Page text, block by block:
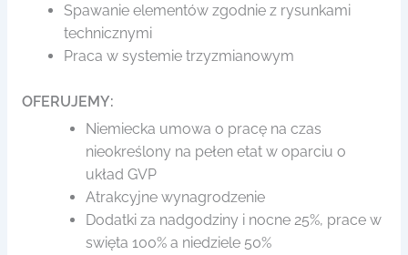
Spawanie elementów zgodnie z rysunkami
technicznymi
Praca w systemie trzyzmianowym
OFERUJEMY:
Niemiecka umowa o pracę na czas
nieokreślony na pełen etat w oparciu o
układ GVP
Atrakcyjne wynagrodzenie
Dodatki za nadgodziny i nocne 25%, prace w
swięta 100% a niedziele 50%